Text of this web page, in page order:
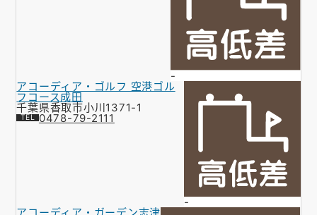
-
アコーディア・ゴルフ 空港ゴル
フコース成田
千葉県香取市小川1371-1
0478-79-2111
-